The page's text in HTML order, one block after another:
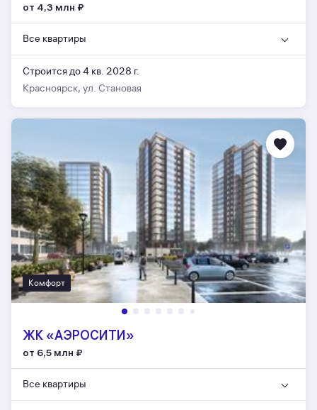
от 4,3 млн ₽
Все квартиры
Строится до 4 кв. 2028 г.
Красноярск, ул. Становая
Комфорт
ЖК «АЭРОCИТИ»
от 6,5 млн ₽
Все квартиры